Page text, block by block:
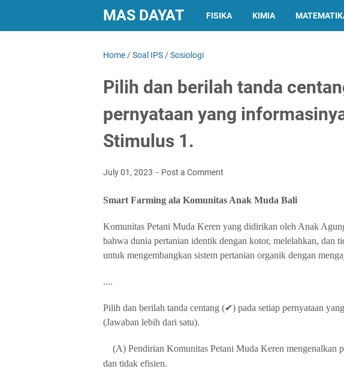
MAS DAYAT FISIKA KIMIA
Home /Soal IPS /Sosiologi
Pilih dan berilah tanda
pernyataan yang
Stimulus 1.
July 01, 2023 Post a Comment
Smart Farming ala Komunitas Anak Muda Bali
Komunitas Petani Muda Keren yang didirikan oleh Anak
bahwa dunia pertanian identik dengan kotor, melelahkan, dan
untuk mengembangkan sistem pertanian organik dengan
....
Pilih dan berilah tanda centang (✔) pada setiap pernyataan
(Jawaban lebih dari satu).
(A) Pendirian Komunitas Petani Muda Keren mengenalkan
dan tidak efisien.